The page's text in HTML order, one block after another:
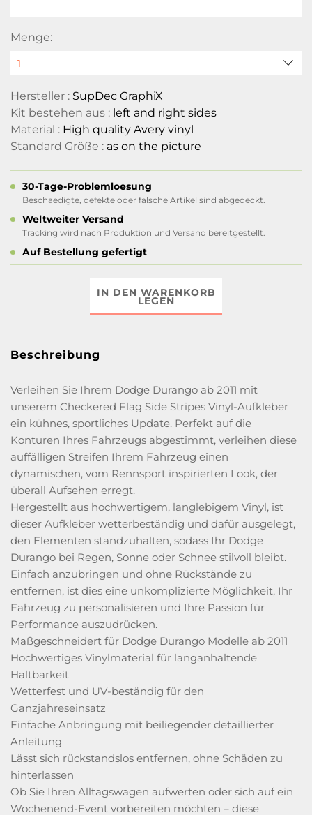
Menge:
Hersteller : SupDec GraphiX
Kit bestehen aus : left and right sides
Material : High quality Avery vinyl
Standard Größe : as on the picture
30-Tage-Problemloesung
Beschaedigte, defekte oder falsche Artikel sind abgedeckt.
Weltweiter Versand
Tracking wird nach Produktion und Versand bereitgestellt.
Auf Bestellung gefertigt
IN DEN WARENKORB
LEGEN
Beschreibung
Verleihen Sie Ihrem Dodge Durango ab 2011 mit
unserem Checkered Flag Side Stripes Vinyl-Aufkleber
ein kühnes, sportliches Update. Perfekt auf die
Konturen Ihres Fahrzeugs abgestimmt, verleihen diese
auffälligen Streifen Ihrem Fahrzeug einen
dynamischen, vom Rennsport inspirierten Look, der
überall Aufsehen erregt.
Hergestellt aus hochwertigem, langlebigem Vinyl, ist
dieser Aufkleber wetterbeständig und dafür ausgelegt,
den Elementen standzuhalten, sodass Ihr Dodge
Durango bei Regen, Sonne oder Schnee stilvoll bleibt.
Einfach anzubringen und ohne Rückstände zu
entfernen, ist dies eine unkomplizierte Möglichkeit, Ihr
Fahrzeug zu personalisieren und Ihre Passion für
Performance auszudrücken.
Maßgeschneidert für Dodge Durango Modelle ab 2011
Hochwertiges Vinylmaterial für langanhaltende
Haltbarkeit
Wetterfest und UV-beständig für den
Ganzjahreseinsatz
Einfache Anbringung mit beiliegender detaillierter
Anleitung
Lässt sich rückstandslos entfernen, ohne Schäden zu
hinterlassen
Ob Sie Ihren Alltagswagen aufwerten oder sich auf ein
Wochenend-Event vorbereiten möchten – diese